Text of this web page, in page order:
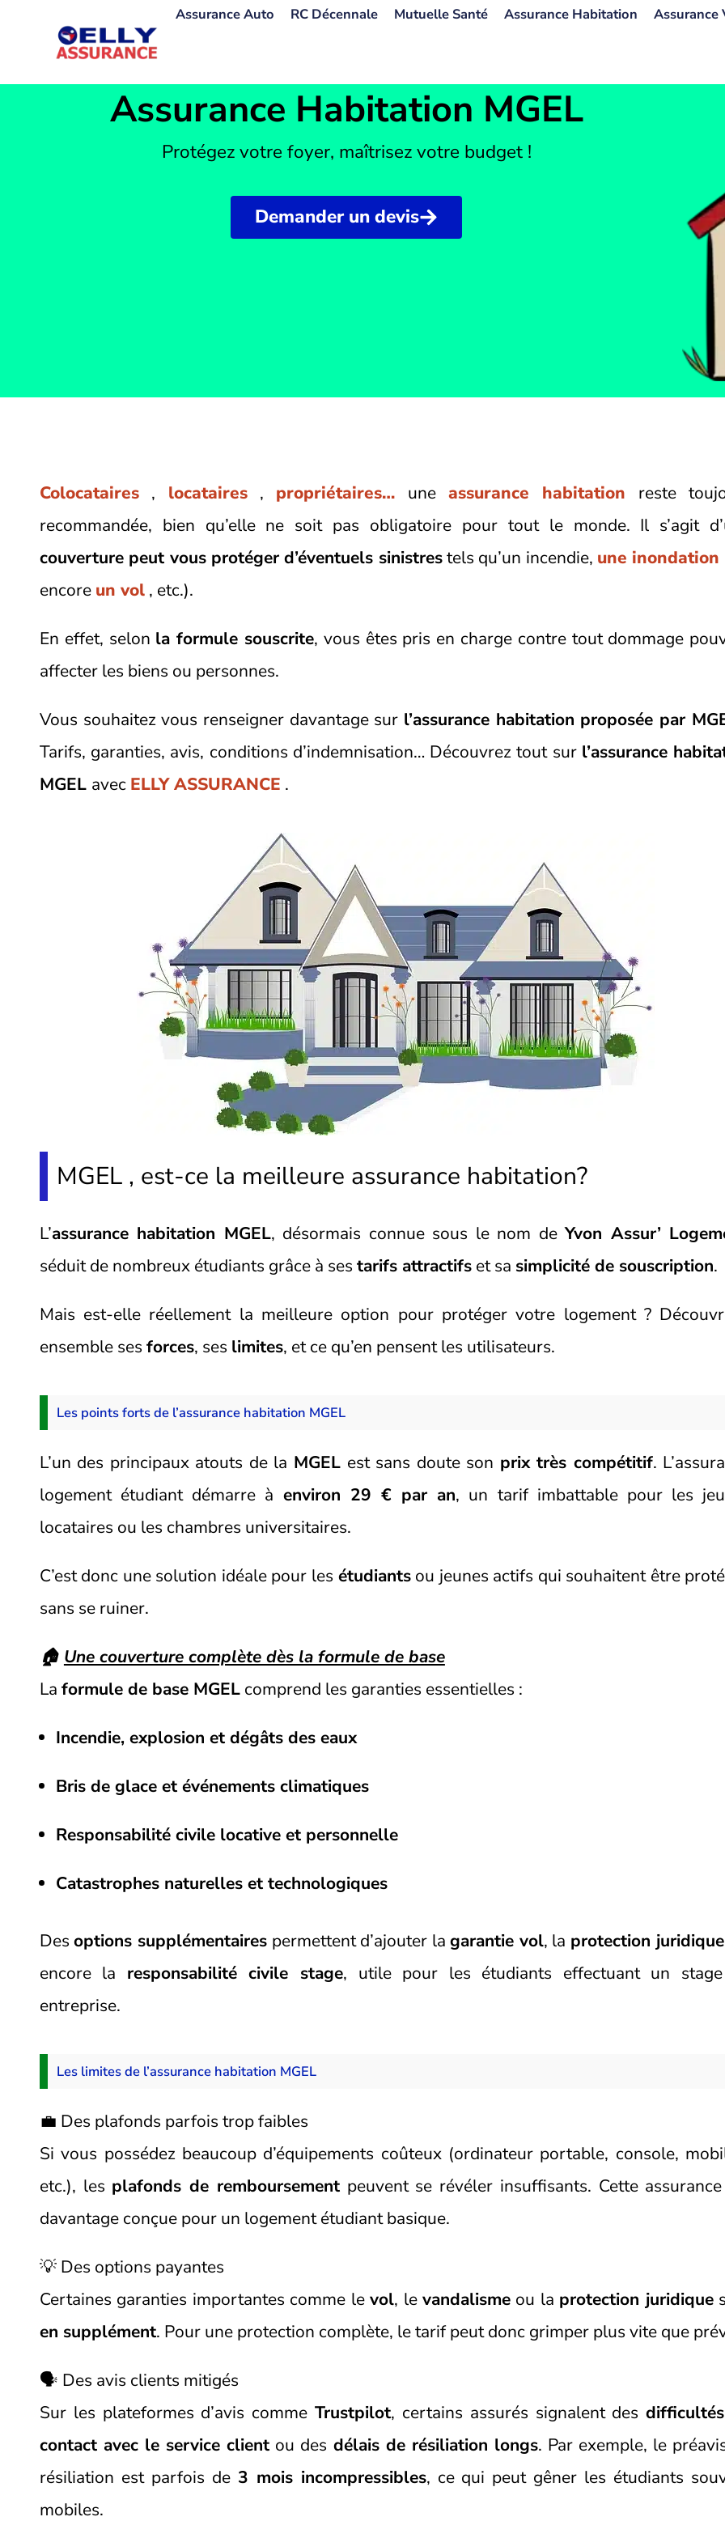
Assurance Auto RC Décennale Mutuelle Santé Assurance Habitation Assurance
Assurance Habitation MGEL
Protégez votre foyer, maîtrisez votre budget !
Demander un devis
Colocataires, locataires, propriétaires… uneassurance habitation reste
recommandée, bien qu’elle ne soit pas obligatoire pour tout le monde. Il s’agit
couverture peut vous protéger d’éventuels sinistrestels qu’un incendie, une inondation
encore un vol, etc.).
En effet, selon la formule souscrite, vous êtes pris en charge contre tout dommage
affecter les biens ou personnes.
Vous souhaitez vous renseigner davantage sur l’assurance habitation proposée par
Tarifs, garanties, avis, conditions d’indemnisation… Découvrez tout sur l’assurance
MGEL avec ELLY ASSURANCE .
MGEL , est-ce la meilleure assurance habitation?
L’assurance habitation MGEL, désormais connue sous le nom deYvon Assur’
séduit de nombreux étudiants grâce à ses tarifs attractifset sa simplicité de souscription.
Mais est-elle réellement la meilleure option pour protéger votre logement ?
ensemble ses forces, ses limites, et ce qu’en pensent les utilisateurs.
Les points forts de l’assurance habitation MGEL
L’un des principaux atouts de la MGEL est sans doute son prix très compétitif.
logement étudiant démarre à environ 29 € par an, un tarif imbattable pour les
locataires ou les chambres universitaires.
C’est donc une solution idéale pour les étudiantsou jeunes actifs qui souhaitent être
sans se ruiner.
🏠 Une couverture complète dès la formule de base
La formule de base MGELcomprend les garanties essentielles :
Incendie, explosion et dégâts des eaux
Bris de glace et événements climatiques
Responsabilité civile locative et personnelle
Catastrophes naturelles et technologiques
Desoptions supplémentaires permettent d’ajouter lagarantie vol, la protection juridique
encore la responsabilité civile stage, utile pour les étudiants effectuant un
entreprise.
Les limites de l’assurance habitation MGEL
💼 Des plafonds parfois trop faibles
Si vous possédez beaucoup d’équipements coûteux (ordinateur portable, console,
etc.), les plafonds de remboursementpeuvent se révéler insuffisants. Cette
davantage conçue pour un logement étudiant basique.
💡 Des options payantes
Certaines garanties importantes comme levol, le vandalismeou la protection juridique
en supplément. Pour une protection complète, le tarif peut donc grimper plus vite que
🗣️ Des avis clients mitigés
Sur les plateformes d’avis commeTrustpilot, certains assurés signalent des
contact avec le service client ou des délais de résiliation longs. Par exemple, le
résiliation est parfois de 3 mois incompressibles, ce qui peut gêner les étudiants
mobiles.